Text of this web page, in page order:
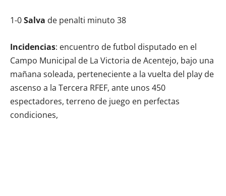
1-0Salva de penalti minuto 38
Incidencias: encuentro de futbol disputado en el
Campo Municipal de La Victoria de Acentejo, bajo una
mañana soleada, perteneciente a la vuelta del play de
ascenso a la Tercera RFEF, ante unos 450
espectadores, terreno de juego en perfectas
condiciones,